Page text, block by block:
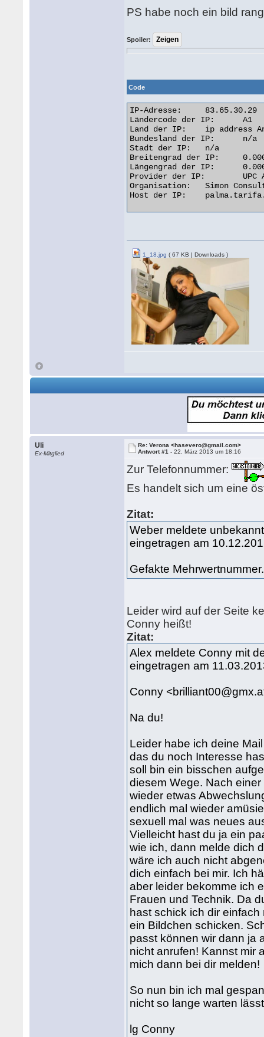
PS habe noch ein bild
Spoiler:
Code
IP-Adresse: 	83.65.30.29
Ländercode der IP: 	A1
Land der IP: 	ip address Anonymous Proxy
Bundesland der IP: 	n/a
Stadt der IP: 	n/a
Breitengrad der IP: 	0.0000
Längengrad der IP: 	0.0000
Provider der IP: 	UPC Austria GmbH
Organisation: 	Simon Consulting GmbH
Host der IP: 	palma.tarifa.biz
1_18.jpg ( 67 KB | Downloads )
Uli
Ex-Mitglied
Re: Verona <hasevero@gmail.com>
Antwort #1 -22. März 2013 um 18:16
Zur Telefonnummer:
Es handelt sich um eine
Zitat:
Weber meldete
eingetragen am
Gefakte
Leider wird auf der Seite
Conny heißt!
Zitat:
Alex meldete Conny mit
eingetragen am
Conny
Na du!
Leider habe ich deine
das du noch Interesse
soll bin ein bisschen
diesem Wege. Nach
wieder etwas
endlich mal wieder
sexuell mal was neues
Vielleicht hast du ja ein
wie ich, dann melde dich
wäre ich auch nicht
dich einfach bei mir. Ich
aber leider bekomme ich
Frauen und Technik. Da
hast schick ich dir
ein Bildchen schicken.
passt können wir dann ja
nicht anrufen! Kannst mir
mich dann bei dir melden!
So nun bin ich mal
nicht so lange warten
lg Conny